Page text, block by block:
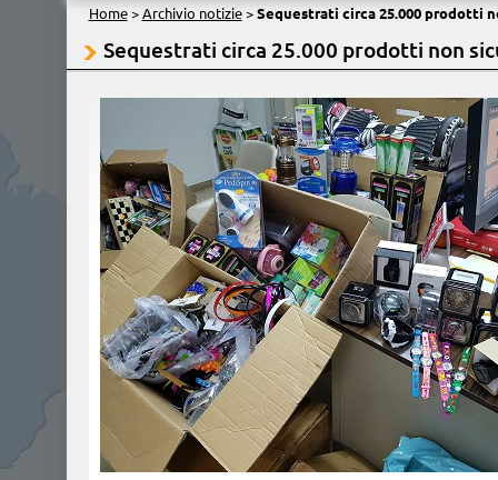
Home> Archivio notizie> Sequestrati circa 25.000 prodotti
Sequestrati circa 25.000 prodotti non